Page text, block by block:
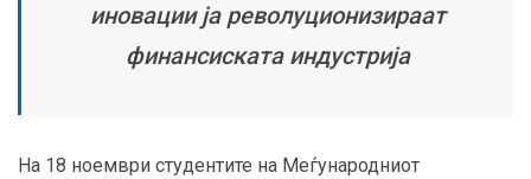
иновации ја револуционизираат
финансиската индустрија
На 18 ноември студентите на Меѓународниот